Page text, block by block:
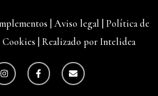
| Aviso legal Política de
Realizado por Intelidea
I
n
s
F
a
c
E
n
v